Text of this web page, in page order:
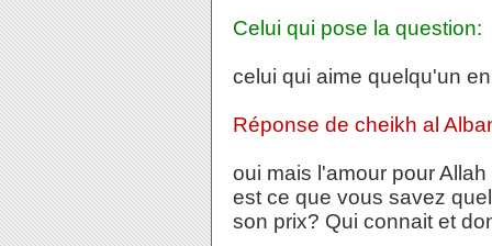
Celui qui pose la question:
celui qui aime quelqu'un
Réponse de cheikh al
oui mais l'amour pour
est ce que vous savez
son prix? Qui connait et